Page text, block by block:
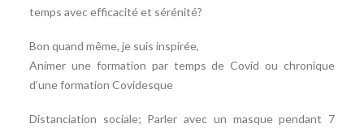
temps avec efficacité et sérénité?
Bon quand même, je suis inspirée,
Animer une formation par temps de Covid ou chronique
d’une formation Covidesque
Distanciation sociale; Parler avec un masque pendant 7